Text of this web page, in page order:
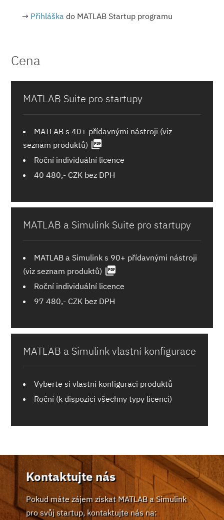
→ Přihláška do MATLAB Startup programu
Cena
MATLAB Suite pro startupy
MATLAB s 40+ přídavnými nástroji (viz
seznam produktů) picture_as_pdf
Roční individuální licence
40 480,- CZK bez DPH
MATLAB a Simulink Suite pro startupy
MATLAB a Simulink s 90+ přídavnými nástroji
(viz seznam produktů) picture_as_pdf
Roční individuální licence
97 480,- CZK bez DPH
MATLAB a Simulink vlastní konfigurace
Vyberte si vlastní konfiguraci produktů
Roční (k dispozici všechny typy licencí)
Kontaktujte nás
Pokud máte zájem získat MATLAB a Simulink
pro svůj startup, kontaktujte nás na: